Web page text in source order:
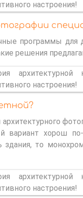
программы
решения
хорош
то